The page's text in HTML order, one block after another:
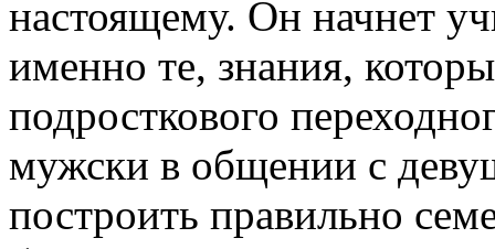
настоящему. Он начнет
именно те, знания,
подросткового
мужски в общении с
построить правильно